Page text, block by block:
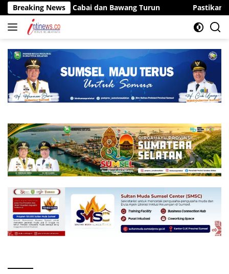
Langsung
ke
konten
Breaking News
Cabai dan Bawang Turun Pastikan